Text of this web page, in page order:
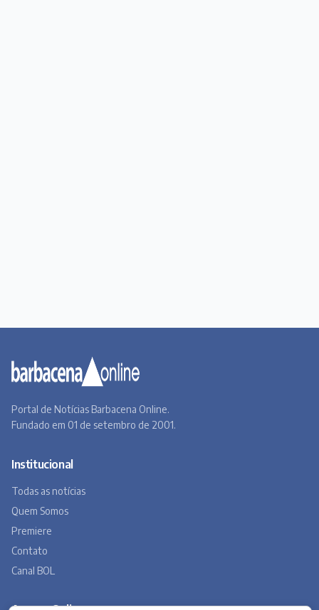
Portal de Notícias Barbacena Online.
Fundado em 01 de setembro de 2001.
Institucional
Todas as notícias
Quem Somos
Premiere
Contato
Canal BOL